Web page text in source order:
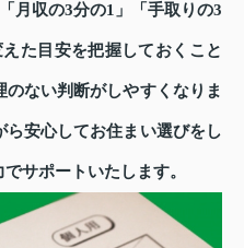
月収の3分の1」「手取りの3
た目安を把握しておくこと
ない判断がしやすくなりま
安心してお住まい選びをし
サポートいたします。